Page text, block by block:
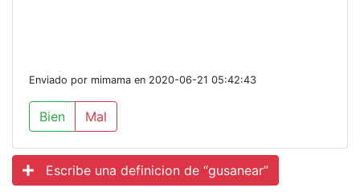
Enviado por mimama en 2020-06-21 05:42:43
Bien Mal
Escribe una definicion de “gusanear”